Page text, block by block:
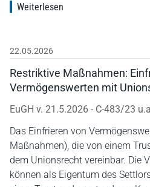
Weiterlesen
22.05.2026
Restriktive Maßnahmen:
Vermögenswerten mit
EuGH v. 21.5.2026 - C-483/23
Das Einfrieren von
Maßnahmen), die von einem
dem Unionsrecht vereinbar. Die
können als Eigentum des